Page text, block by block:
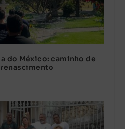
do México: caminho de